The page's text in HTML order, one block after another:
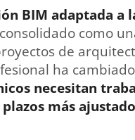
BIM adaptada a
como
de
ha
necesitan
más